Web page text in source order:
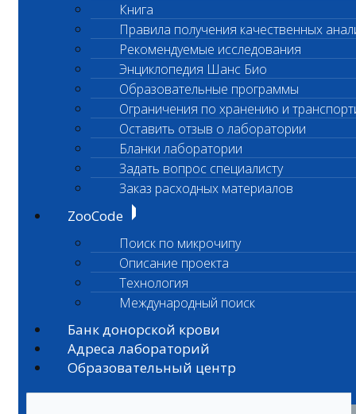
Книга
Правила получения качественных
Рекомендуемые исследования
Энциклопедия Шанс Био
Образовательные программы
Ограничения по хранению и
Оставить отзыв о лаборатории
Бланки лаборатории
Задать вопрос специалисту
Заказ расходных материалов
ZooCode
Поиск по микрочипу
Описание проекта
Технология
Международный поиск
Банк донорской крови
Адреса лабораторий
Образовательный центр